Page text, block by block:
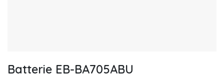
Batterie EB-BA705ABU